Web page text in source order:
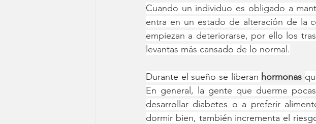
Cuando un individuo es obligado a
entra en un estado de alteración de la
empiezan a deteriorarse, por ello los
levantas más cansado de lo normal.
Durante el sueño se liberan hormonas
En general, la gente que duerme
desarrollar diabetes o a preferir
dormir bien, también incrementa el